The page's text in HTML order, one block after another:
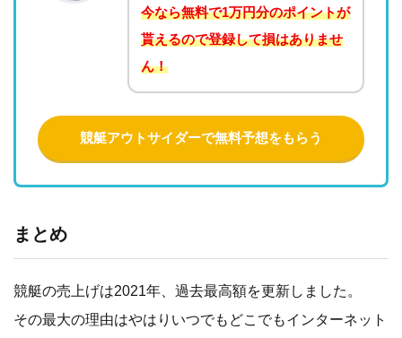
今なら無料で1万円分のポイントが
貰えるので登録して損はありませ
ん！
競艇アウトサイダーで無料予想をもらう
まとめ
競艇の売上げは2021年、過去最高額を更新しました。
その最大の理由はやはりいつでもどこでもインターネット